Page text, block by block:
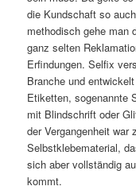
die Kundschaft so
methodisch gehe man
ganz selten
Erfindungen. Selfix
Branche und
Etiketten, sogenannte
mit Blindschrift oder
der Vergangenheit
Selbstklebematerial,
sich aber vollständig
kommt.